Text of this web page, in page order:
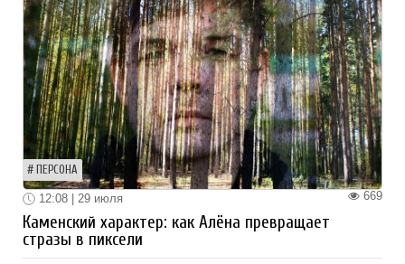
ПЕРСОНА
669
12:08 | 29 июля
Каменский характер: как Алёна превращает
стразы в пиксели